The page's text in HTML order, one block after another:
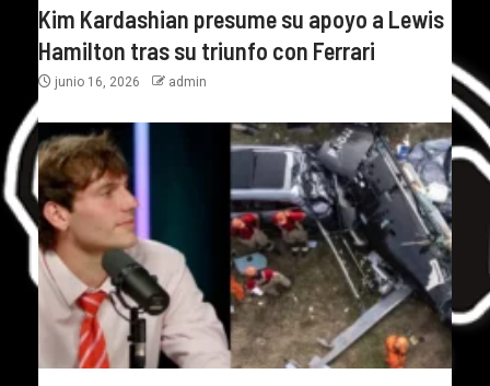
Kim Kardashian presume su apoyo a Lewis
Hamilton tras su triunfo con Ferrari
junio 16, 2026 admin